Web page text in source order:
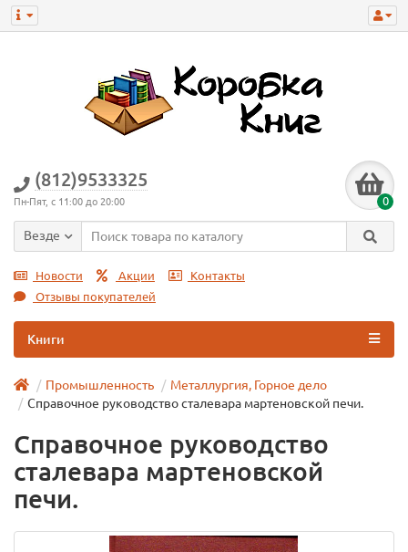
(812)9533325
Пн-Пят, с 11:00 до 20:00 0
Везде
Новости Акции
Контакты
Отзывы покупателей
Книги
Промышленность
Металлургия, Горное дело
Справочное руководство сталевара мартеновской печи.
Справочное руководство
сталевара мартеновской
печи.